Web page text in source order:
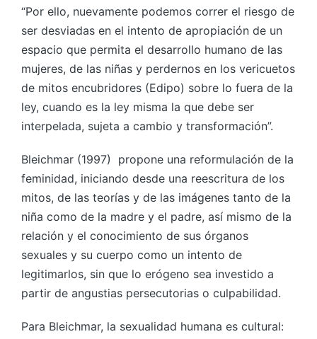
“Por ello, nuevamente podemos correr el riesgo de
ser desviadas en el intento de apropiación de un
espacio que permita el desarrollo humano de las
mujeres, de las niñas y perdernos en los vericuetos
de mitos encubridores (Edipo) sobre lo fuera de la
ley, cuando es la ley misma la que debe ser
interpelada, sujeta a cambio y transformación”.
Bleichmar (1997) propone una reformulación de la
feminidad, iniciando desde una reescritura de los
mitos, de las teorías y de las imágenes tanto de la
niña como de la madre y el padre, así mismo de la
relación y el conocimiento de sus órganos
sexuales y su cuerpo como un intento de
legitimarlos, sin que lo erógeno sea investido a
partir de angustias persecutorias o culpabilidad.
Para Bleichmar, la sexualidad humana es cultural: